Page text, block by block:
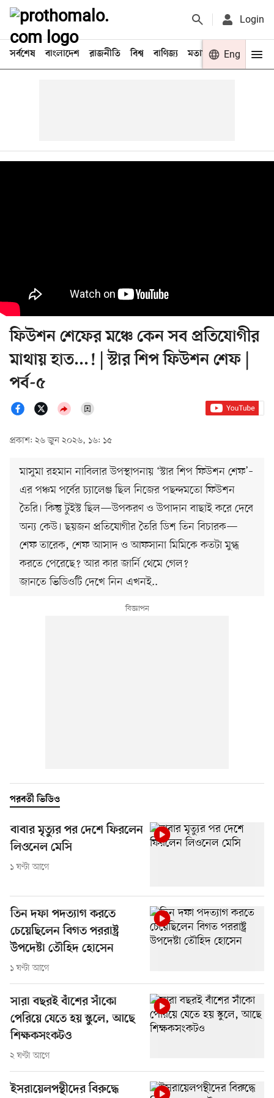
Login
সর্বশেষ বাংলাদেশ রাজনীতি বিশ্ব বাণিজ্য মতামত খেলা
Eng
ফিউশন শেফের মঞ্চে কেন সব প্রতিযোগীর
মাথায় হাত...! | স্টার শিপ ফিউশন শেফ |
পর্ব-৫
প্রকাশ: ২৬ জুন ২০২৬, ১৬: ১৫
মাসুমা রহমান নাবিলার উপস্থাপনায় ‘স্টার শিপ ফিউশন শেফ’–
এর পঞ্চম পর্বের চ্যালেঞ্জ ছিল নিজের পছন্দমতো ফিউশন
তৈরি। কিন্তু টুইস্ট ছিল—উপকরণ ও উপাদান বাছাই করে দেবে
অন্য কেউ। ছয়জন প্রতিযোগীর তৈরি ডিশ তিন বিচারক—
শেফ তারেক, শেফ আসাদ ও আফসানা মিমিকে কতটা মুগ্ধ
করতে পেরেছে? আর কার জার্নি থেমে গেল?
জানতে ভিডিওটি দেখে নিন এখনই..
পরবর্তী ভিডিও
বাবার মৃত্যুর পর দেশে ফিরলেন
লিওনেল মেসি
১ ঘণ্টা আগে
তিন দফা পদত্যাগ করতে
চেয়েছিলেন বিগত পররাষ্ট্র
উপদেষ্টা তৌহিদ হোসেন
১ ঘণ্টা আগে
সারা বছরই বাঁশের সাঁকো
পেরিয়ে যেতে হয় স্কুলে, আছে
শিক্ষকসংকটও
২ ঘণ্টা আগে
ইসরায়েলপন্থীদের বিরুদ্ধে